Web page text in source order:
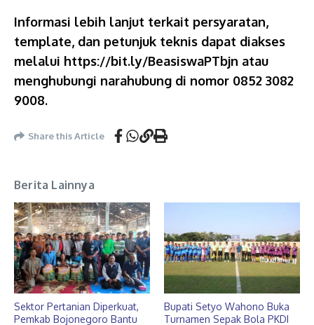
Informasi lebih lanjut terkait persyaratan,
template, dan petunjuk teknis dapat diakses
melalui https://bit.ly/BeasiswaPTbjn atau
menghubungi narahubung di nomor 0852 3082
9008.
Share this Article
Berita Lainnya
Sektor Pertanian Diperkuat,
Pemkab Bojonegoro Bantu
Bupati Setyo Wahono Buka
Turnamen Sepak Bola PKDI